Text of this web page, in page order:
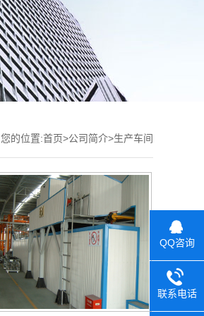
您的位置:首页>公司简介>生产车间
QQ咨询
联系电话